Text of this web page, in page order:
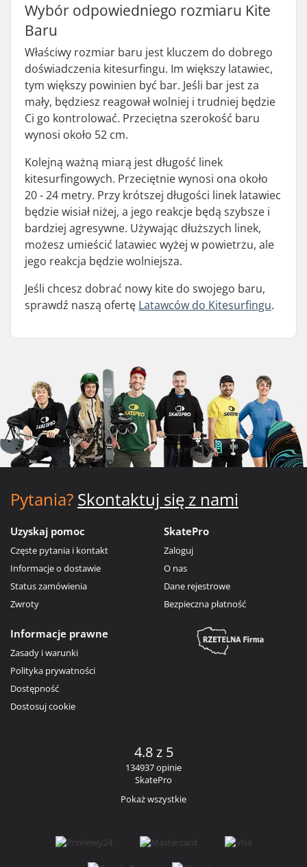
Wybór odpowiedniego rozmiaru Kite
Baru
Właściwy rozmiar baru jest kluczem do dobrego
doświadczenia kitesurfingu. Im większy latawiec,
tym większy powinien być bar. Jeśli bar jest za
mały, będziesz reagował wolniej i trudniej będzie
Ci go kontrolować. Przeciętna szerokość baru
wynosi około 52 cm.
Kolejną ważną miarą jest długość linek
kitesurfingowych. Przeciętnie wynosi ona około
20 - 24 metry. Przy krótszej długości linek latawiec
będzie wisiał niżej, a jego reakcje będą szybsze i
bardziej agresywne. Używając dłuższych linek,
możesz umieścić latawiec wyżej w powietrzu, ale
jego reakcja będzie wolniejsza.
Jeśli chcesz dobrać nowy kite do swojego baru,
sprawdź naszą ofertę Latawców do Kitesurfingu.
Pytania? Skontaktuj się z nami
Uzyskaj pomoc
Częste pytania i kontakt
Informacje o dostawie
Status zamówienia
Zwroty
SkatePro
Zaloguj
O nas
Dane rejestrowe
Bezpieczna płatność
Informacje prawne
Zasady i warunki
Polityka prywatności
Dostępność
Dostosuj cookie
4.8 z 5
134937 opinie
SkatePro
Pokaż wszystkie